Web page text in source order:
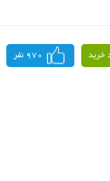
خرید 970 نفر